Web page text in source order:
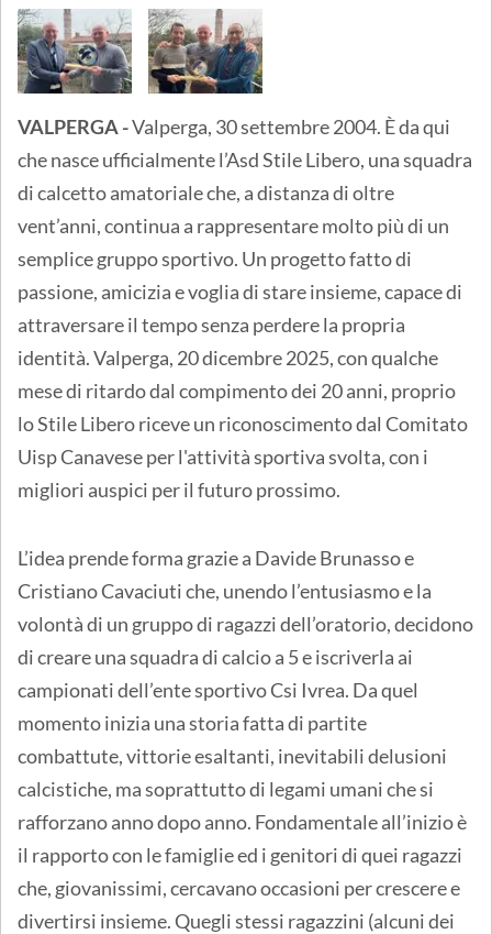
VALPERGA -Valperga, 30 settembre 2004. È da qui
che nasce ufficialmente l’Asd Stile Libero, una squadra
di calcetto amatoriale che, a distanza di oltre
vent’anni, continua a rappresentare molto più di un
semplice gruppo sportivo. Un progetto fatto di
passione, amicizia e voglia di stare insieme, capace di
attraversare il tempo senza perdere la propria
identità. Valperga, 20 dicembre 2025, con qualche
mese di ritardo dal compimento dei 20 anni, proprio
lo Stile Libero riceve un riconoscimento dal Comitato
Uisp Canavese per l'attività sportiva svolta, con i
migliori auspici per il futuro prossimo.
L’idea prende forma grazie a Davide Brunasso e
Cristiano Cavaciuti che, unendo l’entusiasmo e la
volontà di un gruppo di ragazzi dell’oratorio, decidono
di creare una squadra di calcio a 5 e iscriverla ai
campionati dell’ente sportivo Csi Ivrea. Da quel
momento inizia una storia fatta di partite
combattute, vittorie esaltanti, inevitabili delusioni
calcistiche, ma soprattutto di legami umani che si
rafforzano anno dopo anno. Fondamentale all’inizio è
il rapporto con le famiglie ed i genitori di quei ragazzi
che, giovanissimi, cercavano occasioni per crescere e
divertirsi insieme. Quegli stessi ragazzini (alcuni dei